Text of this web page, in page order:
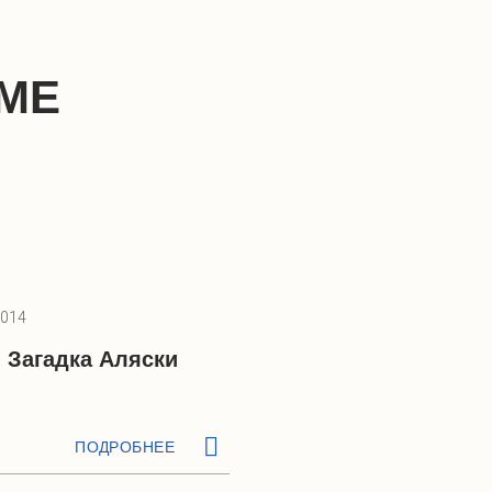
Загадка Аляски
ПОДРОБНЕЕ